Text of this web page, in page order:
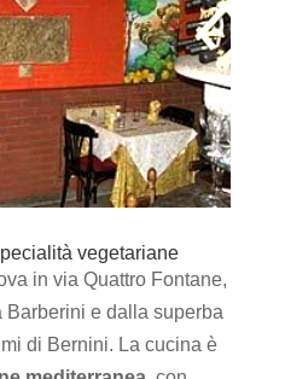
vegetariane
in via Quattro Fontane,
e dalla superba
di Bernini. La cucina è